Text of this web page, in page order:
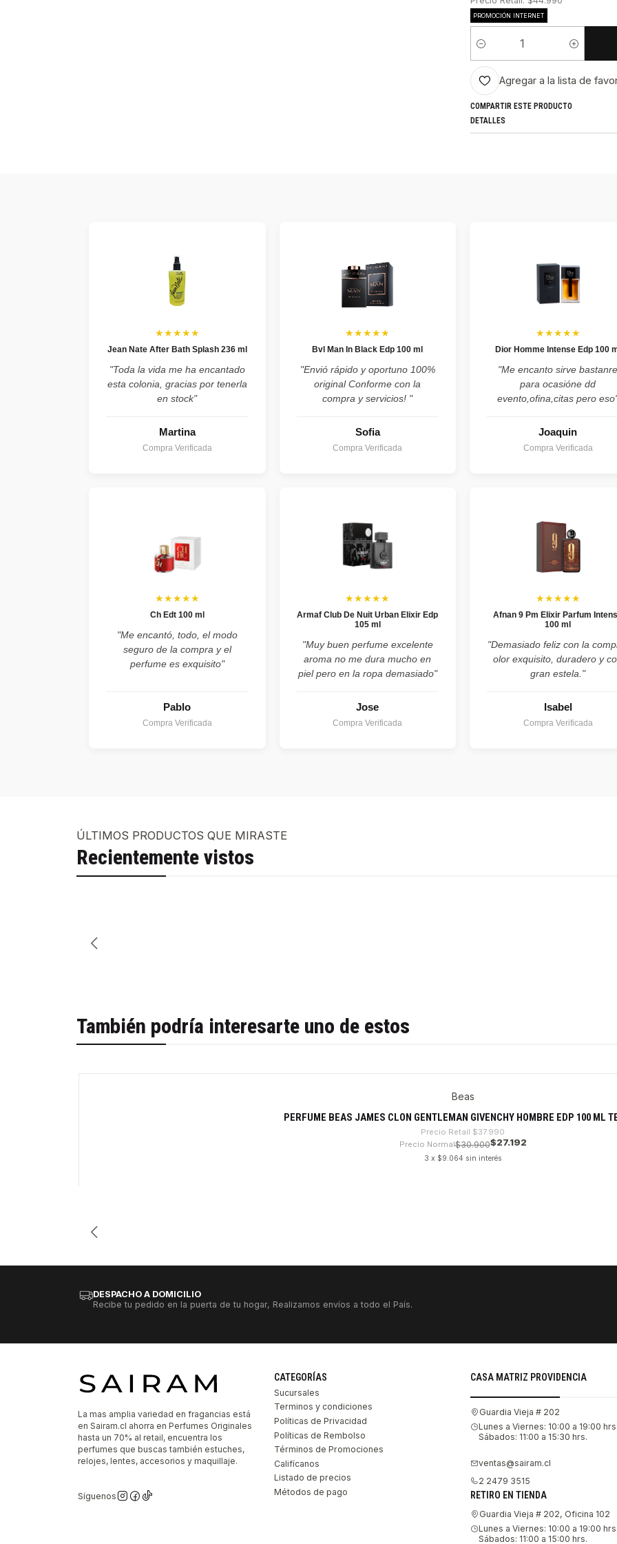
PROMOCIÓN INTERNET
Cantidad
Agregar a la lista de
COMPARTIR ESTE PRODUCTO
DETALLES
★★★★★
Jean Nate After Bath Splash 236 ml
"Toda la vida me ha encantado
esta colonia, gracias por tenerla
en stock"
Martina
Compra Verificada
★★★★★
Bvl Man In Black Edp 100 ml
"Envió rápido y oportuno 100%
original Conforme con la
compra y servicios! "
Sofia
Compra Verificada
★★★★★
Dior Homme Intense Edp 100
"Me encanto sirve bastanre
para ocasióne dd
evento,ofina,citas pero
Joaquin
Compra Verificada
★★★★★
Ch Edt 100 ml
"Me encantó, todo, el modo
seguro de la compra y el
perfume es exquisito"
Pablo
Compra Verificada
★★★★★
Armaf Club De Nuit Urban Elixir Edp
105 ml
"Muy buen perfume excelente
aroma no me dura mucho en
piel pero en la ropa demasiado"
Jose
Compra Verificada
★★★★★
Afnan 9 Pm Elixir Parfum
100 ml
"Demasiado feliz con la
olor exquisito, duradero y
gran estela."
Isabel
Compra Verificada
ÚLTIMOS PRODUCTOS QUE MIRASTE
Recientemente vistos
También podría interesarte uno de estos
Beas
PERFUME BEAS JAMES CLON GENTLEMAN GIVENCHY HOMBRE EDP 100 ML
Precio Retail $37.990
Precio Normal$30.900$27.192
3 x $9.064 sin interés
DESPACHO A DOMICILIO
Recibe tu pedido en la puerta de tu hogar, Realizamos envíos a todo el País.
La mas amplia variedad en fragancias está
en Sairam.cl ahorra en Perfumes Originales
hasta un 70% al retail, encuentra los
perfumes que buscas también estuches,
relojes, lentes, accesorios y maquillaje.
Síguenos
CATEGORÍAS
Sucursales
Terminos y condiciones
Políticas de Privacidad
Políticas de Rembolso
Términos de Promociones
Califícanos
Listado de precios
Métodos de pago
CASA MATRIZ PROVIDENCIA
Guardia Vieja # 202
Lunes a Viernes: 10:00 a 19:00 hrs.
Sábados: 11:00 a 15:30 hrs.
ventas@sairam.cl
2 2479 3515
RETIRO EN TIENDA
Guardia Vieja # 202, Oficina 102
Lunes a Viernes: 10:00 a 19:00 hrs.
Sábados: 11:00 a 15:00 hrs.